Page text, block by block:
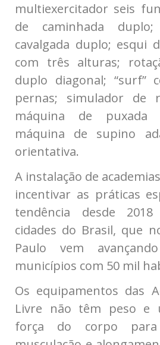
multiexercitador seis
de caminhada
cavalgada duplo; esqui
com três alturas;
duplo diagonal; “surf”
pernas; simulador de
máquina de puxada
máquina de supino
orientativa.
A instalação de
incentivar as práticas
tendência desde
cidades do Brasil, que
Paulo vem
municípios com 50 mil
Os equipamentos das
Livre não têm peso e
força do corpo para